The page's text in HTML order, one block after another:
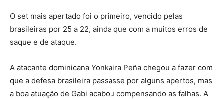
O set mais apertado foi o primeiro, vencido pelas
brasileiras por 25 a 22, ainda que com a muitos erros de
saque e de ataque.
A atacante dominicana Yonkaira Peña chegou a fazer com
que a defesa brasileira passasse por alguns apertos, mas
a boa atuação de Gabi acabou compensando as falhas. A